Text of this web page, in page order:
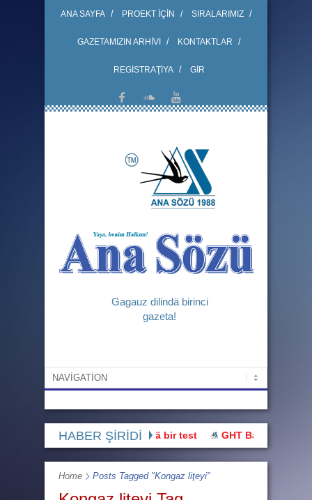
ANA SAYFA PROEKT İÇİN SIRALARIMIZ
GAZETAMIZIN ARHİVI KONTAKTLAR
REGİSTRAŢİYA GİR
Gagauz dilindä birinci
gazeta!
HABER ŞİRİDİ
Bu hak üstünnüü devletlää bir test GHT Başı:
Home Posts Tagged "Kongaz liţeyi"